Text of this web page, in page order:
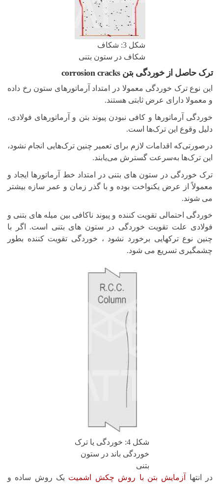
شکل 3: شکاف
شکاف در ستون بتنی
ترک حاصل از خوردگی بتن corrosion cracks
این نوع ترک خوردگی معمولا در امتداد آرماتورهای ستون رخ داده
و معمولا دارای عرض ثابتی هستند.
خوردگی آرماتورها و کافی نبودن پیوند بتن و آرماتورهای فولادی،
دلیل وقوع این ترک‌ها است.
درصورتی‌که اقدامات لازم برای تعمیر چنین ترک‌هایی انجام نشود،
این ترک‌ها به‌سرعت گسترش می‌یابند.
ترک خوردگی در ستون های بتنی در امتداد خط آرماتورها ایجاد و
معمولاً از عرض یکنواخت بوده و با گذر زمان و عمر سازه بیشتر
می شوند.
خوردگی احتمالی تقویت کننده و پیوند ناکافی بین میله های بتنی و
فولادی علت تقویت خوردگی در ستون های بتنی است. اگر با
چنین نوع ترکهایی برخورد نشود ، خوردگی تقویت کننده بطور
چشمگیری تسریع می شود.
شکل 4: خوردگی یا ترک
خوردگی باند در ستون
بتنی
در انتها
آزمایش بتن با روش چکش اشمیت یک روش ساده و